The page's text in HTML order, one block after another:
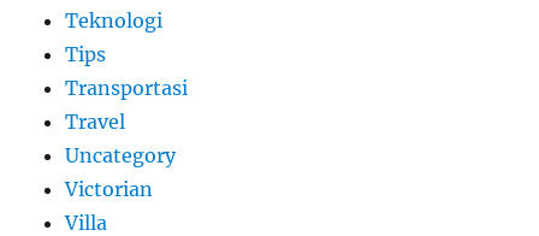
Teknologi
Tips
Transportasi
Travel
Uncategory
Victorian
Villa